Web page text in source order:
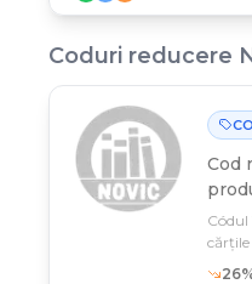
Coduri reducere
Cod
Códul
cărțile
26